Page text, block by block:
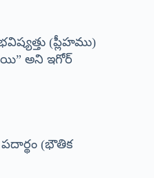
(ప్లీహము)
అని ఇగోర్
పదార్థం (భౌతిక